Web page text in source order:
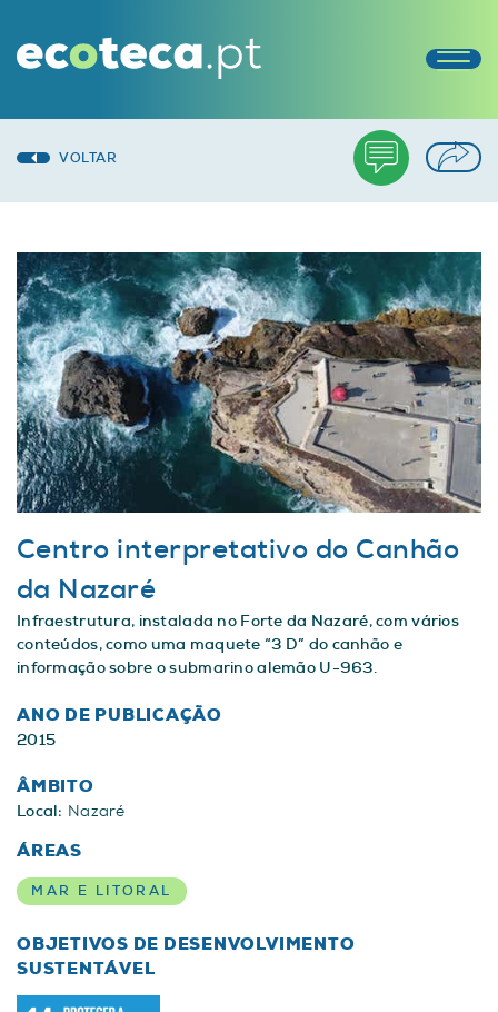
VOLTAR
Centro interpretativo do Canhão
da Nazaré
Infraestrutura, instalada no Forte da Nazaré, com vários
conteúdos, como uma maquete “3 D” do canhão e
informação sobre o submarino alemão U-963.
ANO DE PUBLICAÇÃO
2015
ÂMBITO
Local: Nazaré
ÁREAS
MAR E LITORAL
OBJETIVOS DE DESENVOLVIMENTO
SUSTENTÁVEL